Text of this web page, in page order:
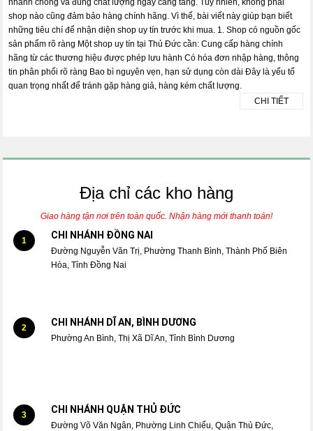
shop nào cũng đảm bảo hàng chính hãng. Vì thế, bài viết này giúp bạn biết
những tiêu chí để nhận diện shop uy tín trước khi mua. 1. Shop có nguồn gốc
sản phẩm rõ ràng Một shop uy tín tại Thủ Đức cần: Cung cấp hàng chính
hãng từ các thương hiệu được phép lưu hành Có hóa đơn nhập hàng, thông
tin phân phối rõ ràng Bao bì nguyên vẹn, hạn sử dụng còn dài Đây là yếu tố
quan trọng nhất để tránh gặp hàng giả, hàng kém chất lượng.
CHI TIẾT
Địa chỉ các kho hàng
Giao hàng tận nơi trên toàn quốc. Nhận hàng mới thanh toán!
1 CHI NHÁNH ĐỒNG NAI
Đường Nguyễn Văn Trị, Phường Thanh Bình, Thành Phố Biên
Hòa, Tỉnh Đồng Nai
2 CHI NHÁNH DĨ AN, BÌNH DƯƠNG
Phường An Bình, Thị Xã Dĩ An, Tỉnh Bình Dương
3 CHI NHÁNH QUẬN THỦ ĐỨC
Đường Võ Văn Ngân, Phường Linh Chiểu, Quận Thủ Đức,